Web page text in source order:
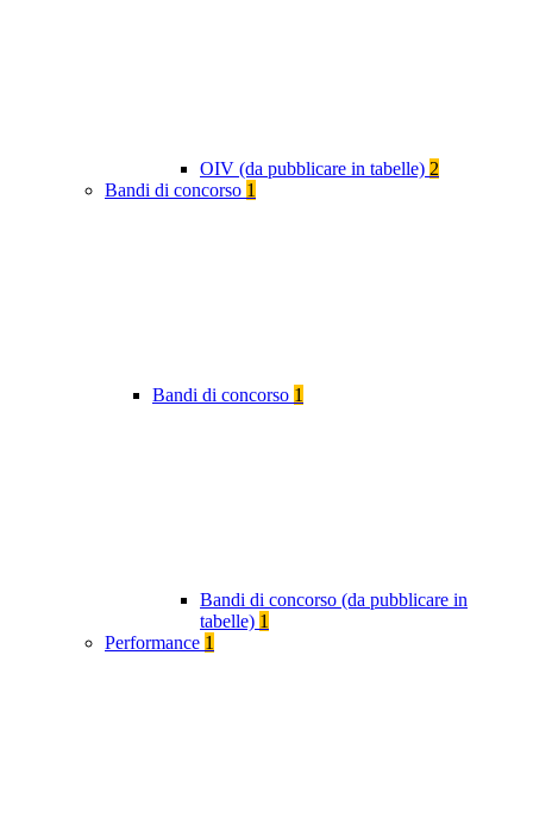
OIV (da pubblicare in tabelle) 2
Bandi di concorso 1
Bandi di concorso 1
Bandi di concorso (da pubblicare in
tabelle) 1
Performance 1